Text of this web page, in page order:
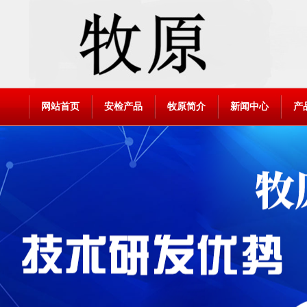
网站首页 安检产品 牧原简介 新闻中心 产